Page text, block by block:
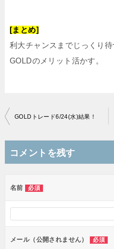
[まとめ]
利大チャンスまでじっくり待
GOLDのメリット活かす。
投
ビ
ー
シ
ョ
ン
GOLDトレード6/24(水)結果！
コメントを残す
名前 必須
メール（公開されません） 必須